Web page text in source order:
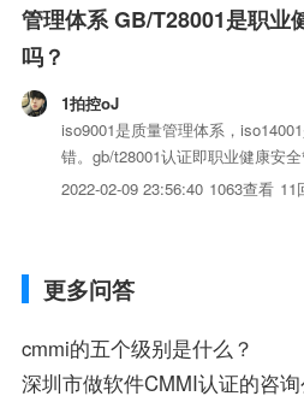
管理体系 GB/T28001是职业
吗？
1拍控oJ
iso9001是质量管理体系，
错。gb/t28001认证即职业健康安
安全管理体系（ohsms）是20世纪
2022-02-09 23:56:40 1063查看 11
更多问答
cmmi的五个级别是什么？
深圳市做软件CMMI认证的咨